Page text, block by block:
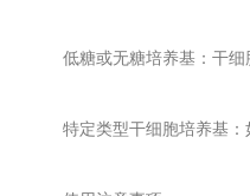
低糖或无糖培养基：干细胞
特定类型干细胞培养基：如